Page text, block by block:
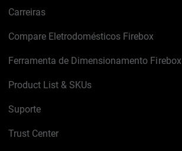
Carreiras
Compare Eletrodomésticos Firebox
Ferramenta de Dimensionamento Firebox
Product List & SKUs
Suporte
Trust Center